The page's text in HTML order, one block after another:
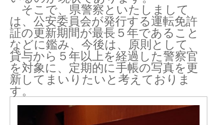
そこで、県警察といたしまして
は、公安委員会が発行する運転免許
証の更新期間が最長５年であること
などに鑑み、今後は、原則として、
貸与から５年以上を経過した警察官
を対象に、定期的に手帳の写真を更
新してまいりたいと考えておりま
す。